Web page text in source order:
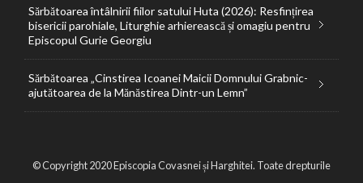
Sărbătoarea întâlnirii fiilor satului Huta (2026): Resfințirea
bisericii parohiale, Liturghie arhierească și omagiu pentru
Episcopul Gurie Georgiu
Sărbătoarea „Cinstirea Icoanei Maicii Domnului Grabnic-
ajutătoarea de la Mănăstirea Dintr-un Lemn”
© Copyright 2020 Episcopia Covasnei și Harghitei. Toate drepturile